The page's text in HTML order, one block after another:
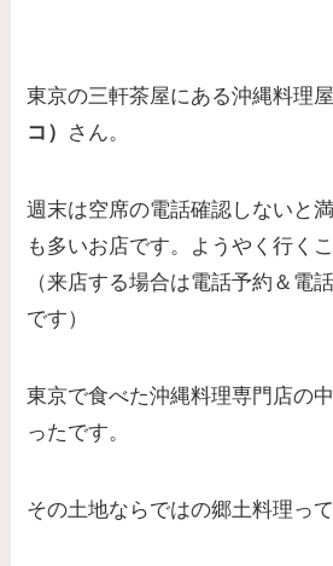
東京の三軒茶屋にある沖縄料理
コ） さん。
週末は空席の電話確認しないと
も多いお店です。ようやく行く
（来店する場合は電話予約＆電
です）
東京で食べた沖縄料理専門店の
ったです。
その土地ならではの郷土料理っ